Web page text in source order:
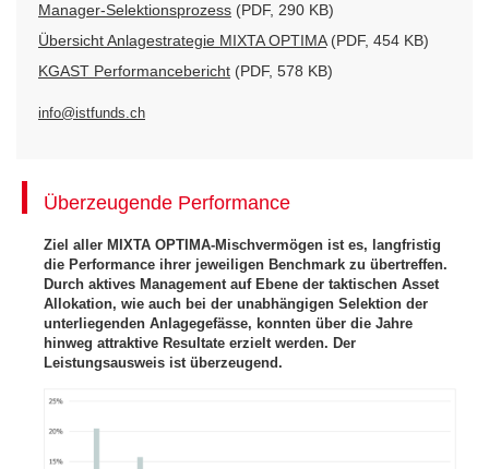
Manager-Selektionsprozess (PDF, 290 KB)
Übersicht Anlagestrategie MIXTA OPTIMA(PDF, 454 KB)
KGAST Performancebericht (PDF, 578 KB)
info@istfunds.ch
Überzeugende Performance
Ziel aller MIXTA OPTIMA-Mischvermögen ist es, langfristig
die Performance ihrer jeweiligen Benchmark zu übertreffen.
Durch aktives Management auf Ebene der taktischen Asset
Allokation, wie auch bei der unabhängigen Selektion der
unterliegenden Anlagegefässe, konnten über die Jahre
hinweg attraktive Resultate erzielt werden. Der
Leistungsausweis ist überzeugend.